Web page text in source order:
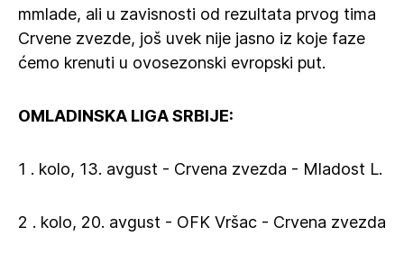
mmlade, ali u zavisnosti od rezultata prvog tima
Crvene zvezde, još uvek nije jasno iz koje faze
ćemo krenuti u ovosezonski evropski put.
OMLADINSKA LIGA SRBIJE:
1 . kolo, 13. avgust - Crvena zvezda - Mladost L.
2 . kolo, 20. avgust - OFK Vršac - Crvena zvezda